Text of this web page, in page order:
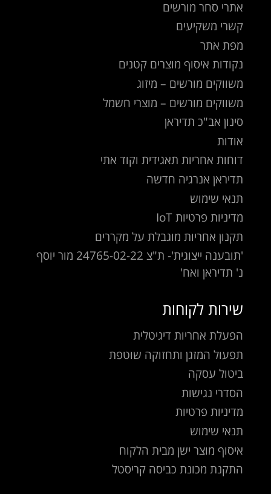
אתרי סחר מורשים
קשרי משקיעים
מפת אתר
נקודות איסוף מוצרים קטנים
משווקים מורשים – מיזוג
משווקים מורשים – מוצרי חשמל
סינון אב"כ תדיראן
אודות
דוחות אחריות תאגידית וקוד אתי
תדיראן אנרגיה חדשה
תנאי שימוש
מדיניות פרטיות IoT
תקנון אחריות מוגבלת על מקררים
'תובענה ייצוגית'- ת"צ 24765-02-22 מור יוסף
נ' תדיראן ואח'
שירות לקוחות
הפעלת אחריות דיגיטלית
תפעול המזגן ותחזוקה שוטפת
ביטול עסקה
הסדרי נגישות
מדיניות פרטיות
תנאי שימוש
איסוף מוצר ישן מבית הלקוח
התקנת מכונת כביסה קריסטל